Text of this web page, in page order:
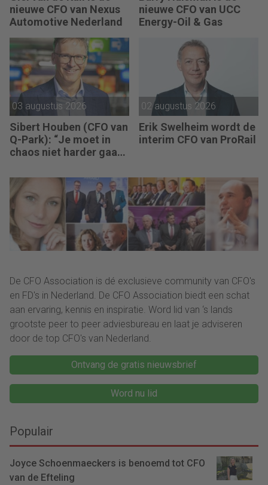
nieuwe CFO van Nexus
Automotive Nederland
nieuwe CFO van UCC
Energy-Oil & Gas
03 augustus 2026
Sibert Houben (CFO van
Q-Park): “Je moet in
chaos niet harder gaan
naar de fundamenten.”
02 augustus 2026
Erik Swelheim wordt de
interim CFO van ProRail
De CFO Association is dé exclusieve community van CFO's
en FD's in Nederland. De CFO Association biedt een schat
aan ervaring, kennis en inspiratie. Word lid van ‘s lands
grootste peer to peer adviesbureau en laat je adviseren
door de top CFO's van Nederland.
Ontvang de gratis nieuwsbrief
Word nu lid
Populair
Joyce Schoenmaeckers is benoemd tot CFO
van de Efteling